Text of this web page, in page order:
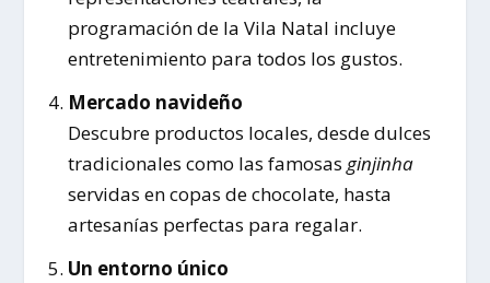
programación de la Vila Natal incluye
entretenimiento para todos los gustos.
Mercado navideño
Descubre productos locales, desde dulces
tradicionales como las famosas ginjinha
servidas en copas de chocolate, hasta
artesanías perfectas para regalar.
Un entorno único